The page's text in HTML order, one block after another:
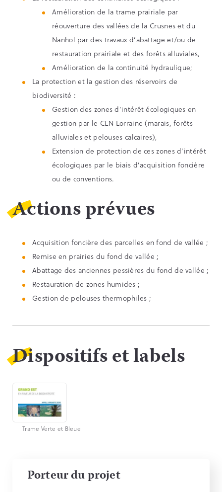
Amélioration de la trame prairiale par
réouverture des vallées de la Crusnes et du
Nanhol par des travaux d’abattage et/ou de
restauration prairiale et des forêts alluviales,
Amélioration de la continuité hydraulique;
La protection et la gestion des réservoirs de
biodiversité :
Gestion des zones d’intérêt écologiques en
gestion par le CEN Lorraine (marais, forêts
alluviales et pelouses calcaires),
Extension de protection de ces zones d’intérêt
écologiques par le biais d’acquisition foncière
ou de conventions.
Actions prévues
Acquisition foncière des parcelles en fond de vallée ;
Remise en prairies du fond de vallée ;
Abattage des anciennes pessières du fond de vallée ;
Restauration de zones humides ;
Gestion de pelouses thermophiles ;
Dispositifs et labels
Trame Verte et Bleue
Porteur du projet